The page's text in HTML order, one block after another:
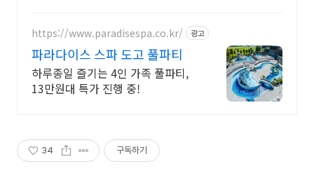
https://www.paradisespa.co.kr/ 광고
파라다이스 스파 도고 풀파티
하루종일 즐기는 4인 가족 풀파티,
13만원대 특가 진행 중!
34 구독하기